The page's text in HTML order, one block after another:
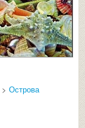
> Острова